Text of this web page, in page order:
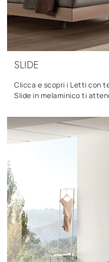
SLIDE
Clicca e scopri i Letti con
Slide in melaminico ti